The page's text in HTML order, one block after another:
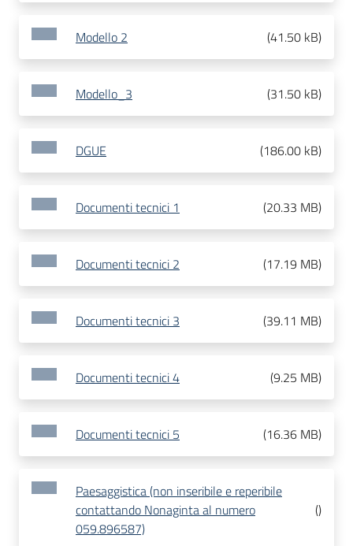
Modello 2 (41.50 kB)
Modello_3 (31.50 kB)
DGUE (186.00 kB)
Documenti tecnici 1 (20.33 MB)
Documenti tecnici 2 (17.19 MB)
Documenti tecnici 3 (39.11 MB)
Documenti tecnici 4 (9.25 MB)
Documenti tecnici 5 (16.36 MB)
Paesaggistica (non inseribile e reperibile
contattando Nonaginta al numero
059.896587)
()